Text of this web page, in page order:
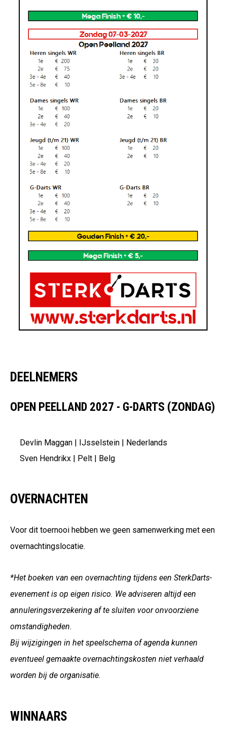
DEELNEMERS
OPEN PEELLAND 2027 - G-DARTS (ZONDAG)
Devlin Maggan | IJsselstein | Nederlands
Sven Hendrikx | Pelt | Belg
OVERNACHTEN
Voor dit toernooi hebben we geen samenwerking met een
overnachtingslocatie.
*Het boeken van een overnachting tijdens een SterkDarts-
evenement is op eigen risico. We adviseren altijd een
annuleringsverzekering af te sluiten voor onvoorziene
omstandigheden.
Bij wijzigingen in het speelschema of agenda kunnen
eventueel gemaakte overnachtingskosten niet verhaald
worden bij de organisatie.
WINNAARS